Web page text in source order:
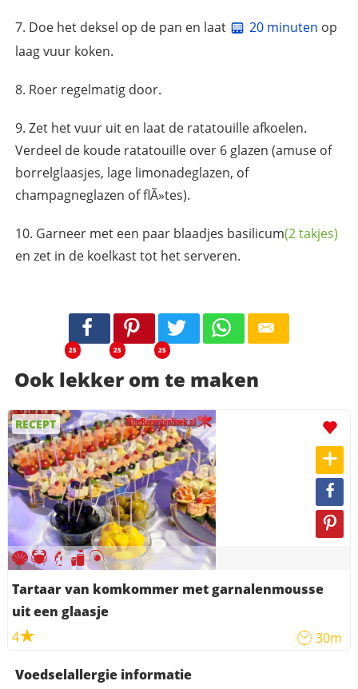
Doe het deksel op de pan en laat 20 minuten op
laag vuur koken.
Roer regelmatig door.
Zet het vuur uit en laat de ratatouille afkoelen.
Verdeel de koude ratatouille over 6 glazen (amuse of
borrelglaasjes, lage limonadeglazen, of
champagneglazen of flÃ»tes).
Garneer met een paar blaadjes basilicum(2 takjes)
en zet in de koelkast tot het serveren.
25 25 25
Ook lekker om te maken
RECEPT
Tartaar van komkommer met garnalenmousse
uit een glaasje
4
30m
Voedselallergie informatie